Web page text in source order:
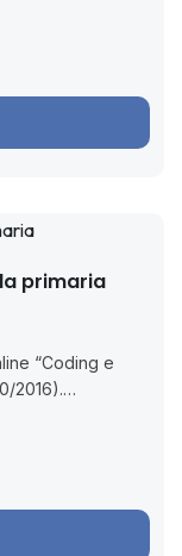
primaria
“Coding e
2016).